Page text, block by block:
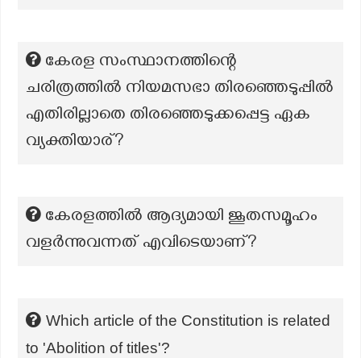
കേരള സംസ്ഥാനത്തിന്റെ
ചരിത്രത്തിൽ നിയമസഭാ തിരഞ്ഞെടുപ്പിൽ
എതിരില്ലാതെ തിരഞ്ഞെടുക്കപ്പെട്ട ഏക
വ്യക്തിയാര്?
കേരളത്തിൽ ആദ്യമായി ജൂതസമൂഹം
വളർന്നുവന്നത് എവിടെയാണ്?
Which article of the Constitution is related
to 'Abolition of titles'?